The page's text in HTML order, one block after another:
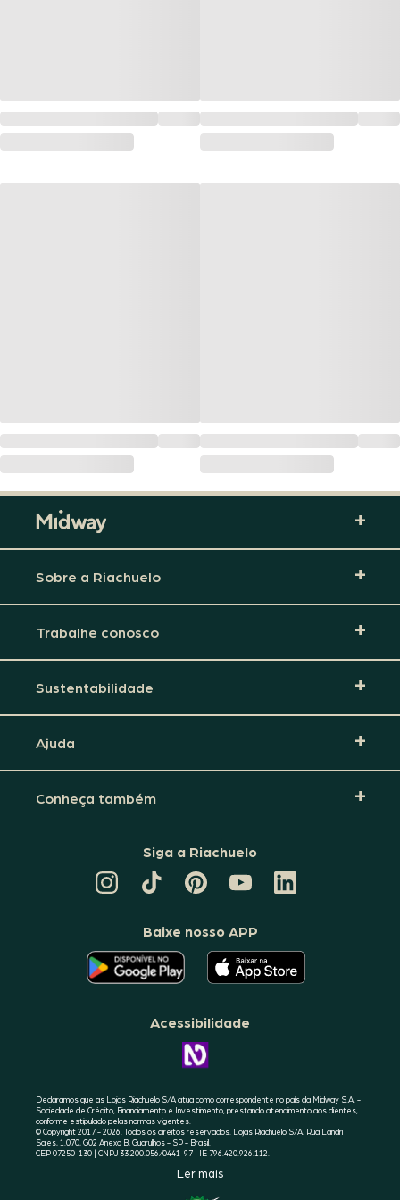
Sobre a Riachuelo
Trabalhe conosco
Sustentabilidade
Ajuda
Conheça também
Siga a Riachuelo
TIKTOK
DA
PINTEREST
DA
CANAL
DA
RIACHUELO
LINKEDIN
DA
Baixe nosso APP
O
APLICATIVO
DA
RIACHUELO
GOOGLE
O
APLICATIVO
DA
RIACHUELO
Acessibilidade
CONHEÇA
A
Declaramos que as Lojas Riachuelo S/A atua como correspondente no país da Midway S.A. -
Sociedade de Crédito, Financiamento e Investimento, prestando atendimento aos clientes,
conforme estipulado pelas normas vigentes.
© Copyright 2017 - 2026. Todos os direitos reservados. Lojas Riachuelo S/A. Rua Landri
Sales, 1.070, G02 Anexo B, Guarulhos - SP - Brasil.
CEP 07250-130 | CNPJ 33.200.056/0441-97 | IE 796.420.926.112.
Ler mais